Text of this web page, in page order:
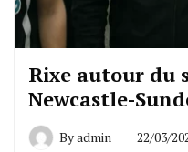
Rixe autour du
Newcastle-
Byadmin 22/03/